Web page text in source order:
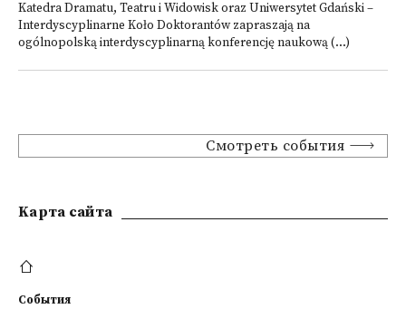
Katedra Dramatu, Teatru i Widowisk oraz Uniwersytet Gdański –
Interdyscyplinarne Koło Doktorantów zapraszają na
ogólnopolską interdyscyplinarną konferencję naukową (...)
Смотреть события
Kарта сайта
События